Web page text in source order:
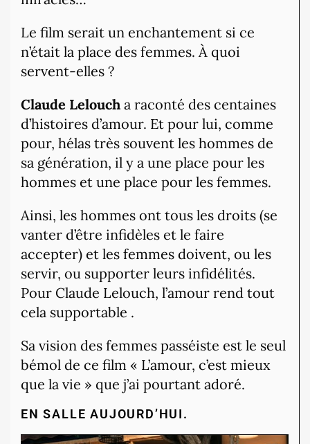
Le film serait un enchantement si ce
n’était la place des femmes. À quoi
servent-elles ?
Claude Lelouch a raconté des centaines
d’histoires d’amour. Et pour lui, comme
pour, hélas très souvent les hommes de
sa génération, il y a une place pour les
hommes et une place pour les femmes.
Ainsi, les hommes ont tous les droits (se
vanter d’être infidèles et le faire
accepter) et les femmes doivent, ou les
servir, ou supporter leurs infidélités.
Pour Claude Lelouch, l’amour rend tout
cela supportable .
Sa vision des femmes passéiste est le seul
bémol de ce film « L’amour, c’est mieux
que la vie » que j’ai pourtant adoré.
EN SALLE AUJOURD’HUI.